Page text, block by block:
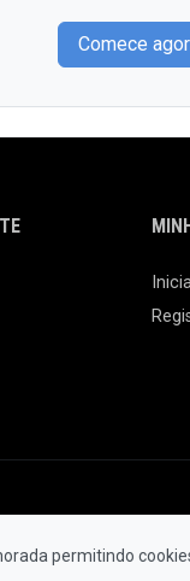
Comece
permitindo